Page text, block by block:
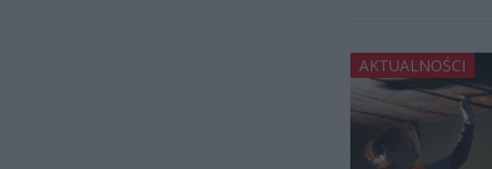
AKTUALNOŚCI